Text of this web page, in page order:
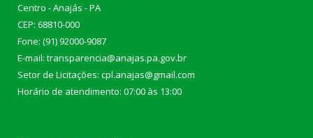
Centro - Anajás - PA
CEP: 68810-000
Fone: (91) 92000-9087
E-mail: transparencia@anajas.pa.gov.br
Setor de Licitações: cpl.anajas@gmail.com
Horário de atendimento: 07:00 às 13:00